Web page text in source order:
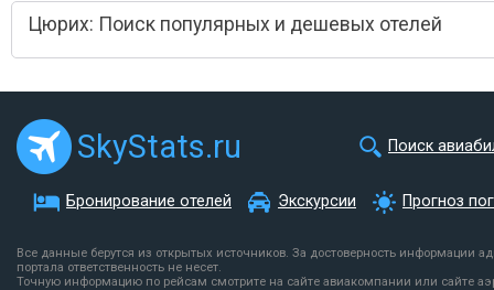
Цюрих: Поиск популярных и дешевых отелей
SkyStats.ru Поиск
Бронирование отелей Экскурсии Прогноз
Все данные берутся из открытых источников. За достоверность информации
портала ответственность не несет.
Точную информацию по рейсам смотрите на сайте авиакомпании или сайте